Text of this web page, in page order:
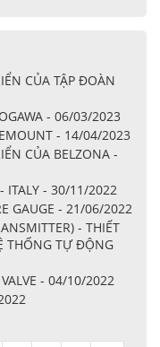
CỦA TẬP ĐOÀN
- 06/03/2023
- 14/04/2023
CỦA BELZONA -
ITALY - 30/11/2022
GAUGE - 21/06/2022
- THIẾT
THỐNG TỰ ĐỘNG
- 04/10/2022